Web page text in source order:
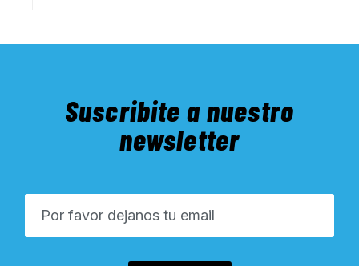
Suscribite a nuestro
newsletter